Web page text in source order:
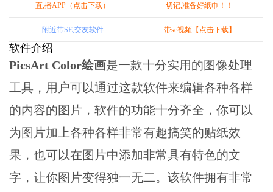
直,播APP（点击下载） 切记,准备好纸巾！！
附近带SE,交友软件 带se视频【点击下载】
软件介绍
PicsArt Color绘画是一款十分实用的图像处理
工具，用户可以通过这款软件来编辑各种各样
的内容的图片，软件的功能十分齐全，你可以
为图片加上各种各样非常有趣搞笑的贴纸效
果，也可以在图片中添加非常具有特色的文
字，让你图片变得独一无二。该软件拥有非常